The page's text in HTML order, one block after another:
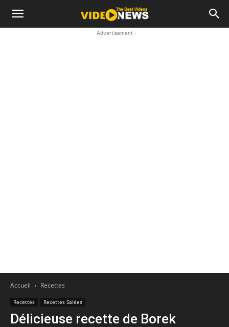
- Advertisement -
Accueil Recettes
Recettes Recettes Salées
Délicieuse recette de Borek